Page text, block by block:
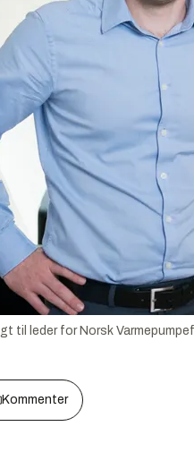
til leder for Norsk
Kommenter